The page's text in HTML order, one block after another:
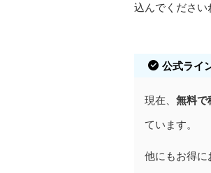
込んでください
公式ライ
現在、 無料で
ています。
他にもお得に